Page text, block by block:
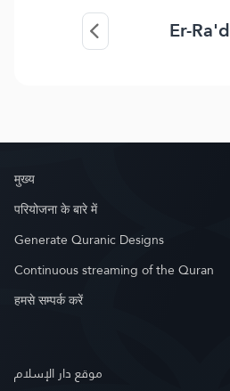
Er-Ra'd
मुख्य
परियोजना के बारे में
Generate Quranic Designs
Continuous streaming of the Quran
हमसे सम्पर्क करें
موقع دار الإسلام